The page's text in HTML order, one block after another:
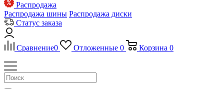
Распродажа
Распродажа шины Распродажа диски
Статус заказа
Сравнение0 Отложенные 0 Корзина 0